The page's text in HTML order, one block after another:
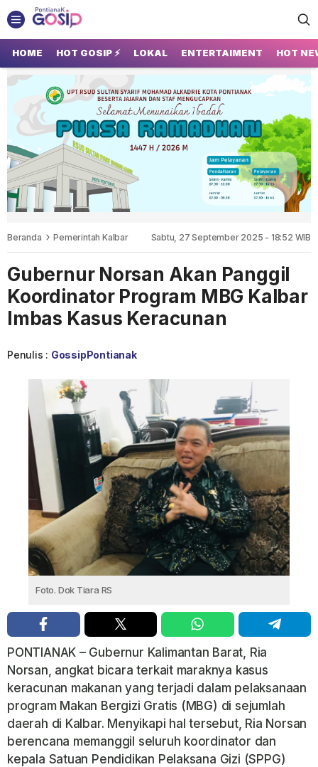
GOSIP PONTIANAK
Tempatnya Gosip Terupdate Pontianak
HOME HOT GOSIP ⚡ LOKAL ENTERTAIMENT HOT
Beranda Pemerintah Kalbar Sabtu, 27 September 2025 - 18:52 WIB
Gubernur Norsan Akan Panggil
Koordinator Program MBG Kalbar
Imbas Kasus Keracunan
Penulis : GossipPontianak
Foto. Dok Tiara RS
PONTIANAK – Gubernur Kalimantan Barat, Ria
Norsan, angkat bicara terkait maraknya kasus
keracunan makanan yang terjadi dalam pelaksanaan
program Makan Bergizi Gratis (MBG) di sejumlah
daerah di Kalbar. Menyikapi hal tersebut, Ria Norsan
berencana memanggil seluruh koordinator dan
kepala Satuan Pendidikan Pelaksana Gizi (SPPG)